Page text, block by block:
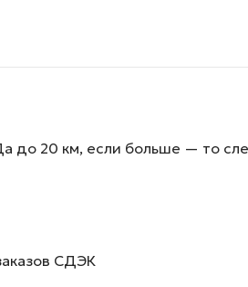
20 км, если больше — то
СДЭК